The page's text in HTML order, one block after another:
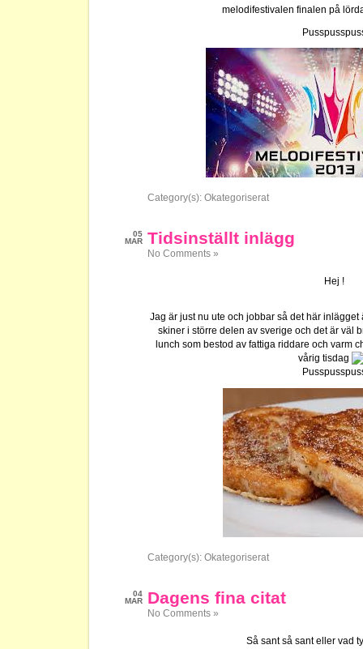
melodifestivalen finalen på
Category(s): Okategoriserat
05
MAR Tidsinställt inlägg
No Comments »
Hej !
Jag är just nu ute och jobbar så det här
skiner i större delen av sverige och det är väl
lunch som bestod av fattiga riddare och varm
vårig tisdag
Category(s): Okategoriserat
04
MAR
Dagens fina citat
No Comments »
Så sant så sant eller vad